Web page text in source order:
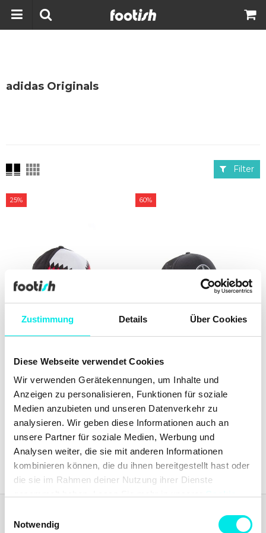
Zustimmung Details Über Cookies
Diese Webseite verwendet Cookies
Wir verwenden Gerätekennungen, um Inhalte und
Anzeigen zu personalisieren, Funktionen für soziale
Medien anzubieten und unseren Datenverkehr zu
analysieren. Wir geben diese Informationen auch an
unsere Partner für soziale Medien, Werbung und
Analysen weiter, die sie mit anderen Informationen
kombinieren können, die du ihnen bereitgestellt hast oder
die sie im Rahmen deiner Nutzung ihrer Dienste
darüber, wie
Notwendig
adidas Originals
Filter
adidas Originals Germany
€ 24.67 € 32.90
25%
adidas Originals Mercedes -
Team Mechanics Climacool
Trucker Cap
€ 25.96 € 64.90
60%
Aktuelles von footishauf Instagram
Footish
Footish wurde 2007 in Uppsala von den Jugendfreunden Martin und